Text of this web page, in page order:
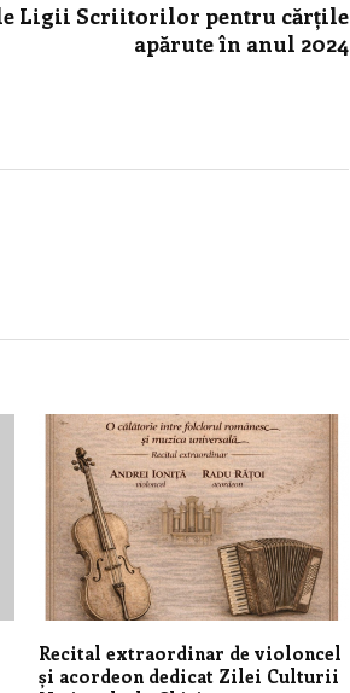
Ligii Scriitorilor pentru cărțile
apărute în anul 2024
Recital extraordinar de violoncel
și acordeon dedicat Zilei Culturii